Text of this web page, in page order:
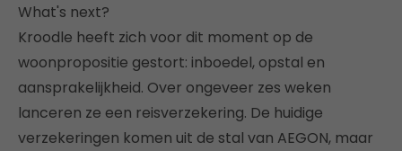
What's next?
Kroodle heeft zich voor dit moment op de
woonpropositie gestort: inboedel, opstal en
aansprakelijkheid. Over ongeveer zes weken
lanceren ze een reisverzekering. De huidige
verzekeringen komen uit de stal van AEGON, maar